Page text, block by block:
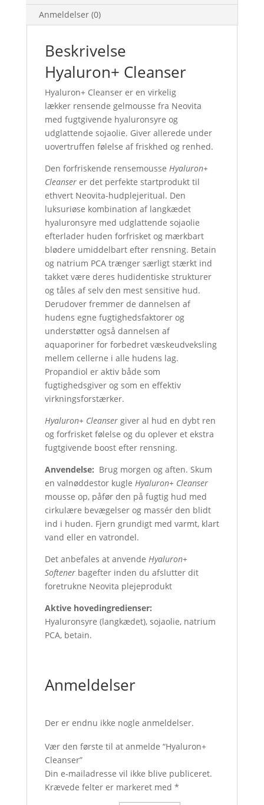
Anmeldelser (0)
Beskrivelse
Hyaluron+ Cleanser
Hyaluron+ Cleanser er en virkelig
lækker rensende gelmousse fra Neovita
med fugtgivende hyaluronsyre og
udglattende sojaolie. Giver allerede under
uovertruffen følelse af friskhed og renhed.
Den forfriskende rensemousse Hyaluron+
Cleanserer det perfekte startprodukt til
ethvert Neovita-hudplejeritual. Den
luksuriøse kombination af langkædet
hyaluronsyre med udglattende sojaolie
efterlader huden forfrisket og mærkbart
blødere umiddelbart efter rensning. Betain
og natrium PCA trænger særligt stærkt ind
takket være deres hudidentiske strukturer
og tåles af selv den mest sensitive hud.
Derudover fremmer de dannelsen af ​​
hudens egne fugtighedsfaktorer og
understøtter også dannelsen af ​​
aquaporiner for forbedret væskeudveksling
mellem cellerne i alle hudens lag.
Propandiol er aktiv både som
fugtighedsgiver og som en effektiv
virkningsforstærker.
Hyaluron+ Cleansergiver al hud en dybt ren
og forfrisket følelse og du oplever et ekstra
fugtgivende boost efter rensning.
Anvendelse: Brug morgen og aften. Skum
en valnøddestor kugle Hyaluron+ Cleanser
mousse op, påfør den på fugtig hud med
cirkulære bevægelser og massér den blidt
ind i huden. Fjern grundigt med varmt, klart
vand eller en vatrondel.
Det anbefales at anvende Hyaluron+
Softenerbagefter inden du afslutter dit
foretrukne Neovita plejeprodukt
Aktive hovedingredienser:
Hyaluronsyre (langkædet), sojaolie, natrium
PCA, betain.
Anmeldelser
Der er endnu ikke nogle anmeldelser.
Vær den første til at anmelde “Hyaluron+
Cleanser”
Din e-mailadresse vil ikke blive publiceret.
Krævede felter er markeret med *